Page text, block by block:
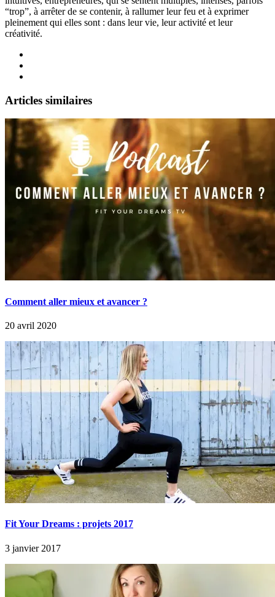
“trop”, à arrêter de se contenir, à rallumer leur feu et à exprimer
pleinement qui elles sont : dans leur vie, leur activité et leur
créativité.
Articles similaires
Comment aller mieux et avancer ?
20 avril 2020
Fit Your Dreams : projets 2017
3 janvier 2017